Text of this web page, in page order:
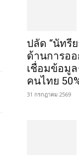
ปลัด “นัทรีย
ด้านการออ
เชื่อมข้อมูล
คนไทย
31 กรกฎาคม 2569